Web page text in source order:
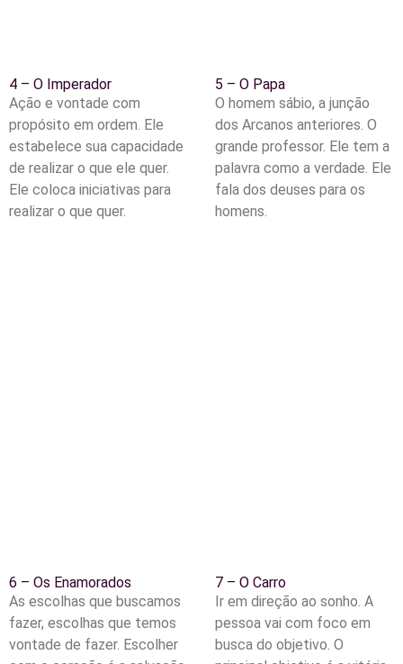
4 – O Imperador
Ação e vontade com
propósito em ordem. Ele
estabelece sua capacidade
de realizar o que ele quer.
Ele coloca iniciativas para
realizar o que quer.
5 – O Papa
O homem sábio, a junção
dos Arcanos anteriores. O
grande professor. Ele tem a
palavra como a verdade. Ele
fala dos deuses para os
homens.
6 – Os Enamorados
As escolhas que buscamos
fazer, escolhas que temos
vontade de fazer. Escolher
7 – O Carro
Ir em direção ao sonho. A
pessoa vai com foco em
busca do objetivo. O